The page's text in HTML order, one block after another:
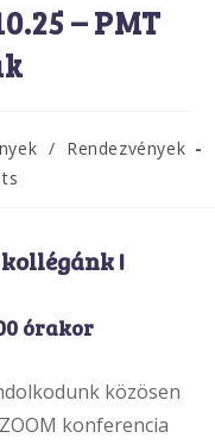
– PMT
/ Rendezvények
!
órakor
közösen
konferencia